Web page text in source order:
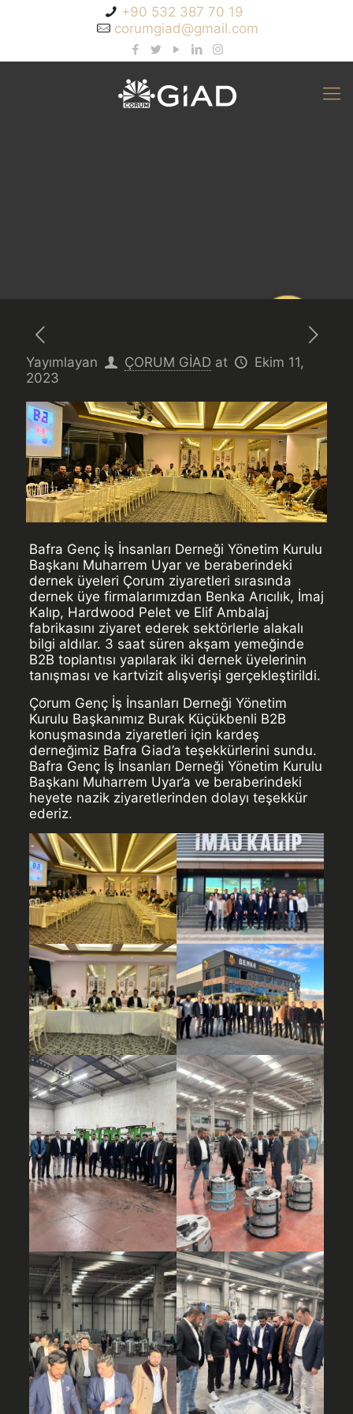
+90 532 387 70 19
corumgiad@gmail.com
Yayımlayan ÇORUM GİAD at
Ekim 11,
2023
Bafra Genç İş İnsanları Derneği Yönetim Kurulu
Başkanı Muharrem Uyar ve beraberindeki
dernek üyeleri Çorum ziyaretleri sırasında
dernek üye firmalarımızdan Benka Arıcılık, İmaj
Kalıp, Hardwood Pelet ve Elif Ambalaj
fabrikasını ziyaret ederek sektörlerle alakalı
bilgi aldılar. 3 saat süren akşam yemeğinde
B2B toplantısı yapılarak iki dernek üyelerinin
tanışması ve kartvizit alışverişi gerçekleştirildi.
Çorum Genç İş İnsanları Derneği Yönetim
Kurulu Başkanımız Burak Küçükbenli B2B
konuşmasında ziyaretleri için kardeş
derneğimiz Bafra Giad’a teşekkürlerini sundu.
Bafra Genç İş İnsanları Derneği Yönetim Kurulu
Başkanı Muharrem Uyar’a ve beraberindeki
heyete nazik ziyaretlerinden dolayı teşekkür
ederiz.